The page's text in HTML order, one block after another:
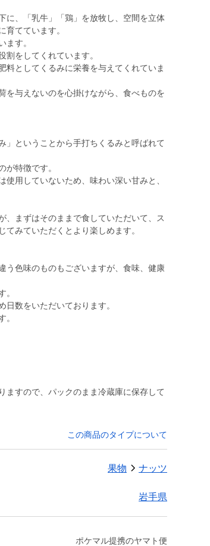
、「乳牛」「鶏」を放牧し、空間を立体
育てています。
す。
をしてくれています。
としてくるみに栄養を与えてくれていま
与えないのを心掛けながら、食べものを
ということから手打ちくるみと呼ばれて
特徴です。
用していないため、味わい深い甘みと、
まずはそのままで食していただいて、ス
みていただくとより楽しめます。
色味のものもございますが、食味、健康
。
数をいただいております。
。
ますので、パックのまま冷蔵庫に保存して
この商品のタイプについて
果物 ナッツ
岩手県
ポケマル提携のヤマト便